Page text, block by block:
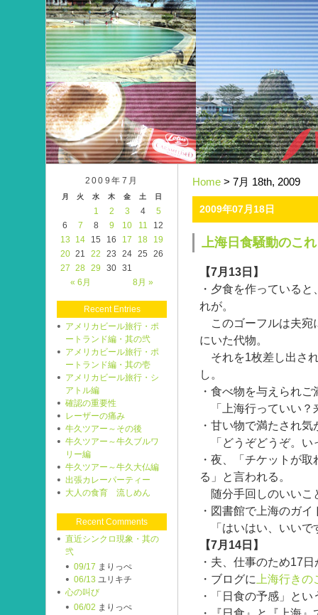
Home > 7月 18th, 2009
2009年07月18日
上海日食騒動のこ
【7月13日】
・夕食を作っていると
れが。
このゴーフルは夫宛
にいた代物。
それを1枚差し出さ
し。
・食べ物を与えられ
「上海行っていい？
・甘い物で満たされ
「どうぞどうぞ。い
・夜、「チケットが
る」と言われる。
随分手回しのいいこ
・図書館で上海のガ
「はいはい、いいで
【7月14日】
・夫、仕事のため17
・ブログに 上海行きの
・「日食の予感」と
2009年7月
月 火 水 木 金 土 日
« 6月 8月 »
1 2 3 4
5
6
7 8 9 10 11
12
13
14 15 16 17 18
19
20 21 22 23 24 25
26
27 28 29 30 31
Recent Entries
アメリカビール旅行・ポ
ートランド編・其の弐
アメリカビール旅行・ポ
ートランド編・其の壱
アメリカビール旅行・シ
アトル編
確認の重要性
レーザーの痛み
牛久ツアー～その後
牛久ツアー～牛久ブルワ
リー編
牛久ツアー～牛久大仏編
出張カレーパーティー
大人の食育 流しめん
Recent Comments
直近シンクロ現象・其の
弐
09/17 まりっぺ
06/13 ユリキチ
心の叫び
06/02 まりっぺ